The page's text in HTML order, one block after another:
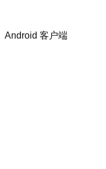
Android 客户端